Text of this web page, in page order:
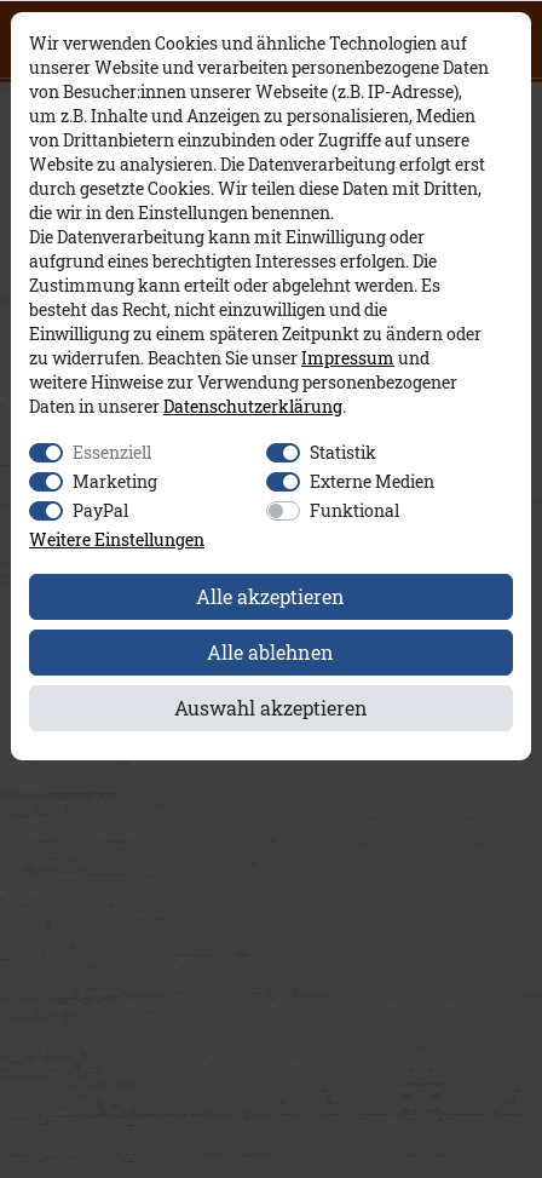
contents.
Open English website
Heinrich Lasse A&Co
Wir verwenden Cookies und ähnliche Technologien auf
unserer Website und verarbeiten personenbezogene Daten
von Besucher:innen unserer Webseite (z.B. IP-Adresse),
um z.B. Inhalte und Anzeigen zu personalisieren, Medien
von Drittanbietern einzubinden oder Zugriffe auf unsere
Website zu analysieren. Die Datenverarbeitung erfolgt erst
durch gesetzte Cookies. Wir teilen diese Daten mit Dritten,
die wir in den Einstellungen benennen.
Die Datenverarbeitung kann mit Einwilligung oder
aufgrund eines berechtigten Interesses erfolgen. Die
Zustimmung kann erteilt oder abgelehnt werden. Es
besteht das Recht, nicht einzuwilligen und die
Einwilligung zu einem späteren Zeitpunkt zu ändern oder
zu widerrufen. Beachten Sie unserImpressum und
weitere Hinweise zur Verwendung personenbezogener
Daten in unsererDaten­schutz­erklärung.
Essenziell
Statistik
Marketing
Externe Medien
PayPal
Funktional
Weitere Einstellungen
Alle akzeptieren
Alle ablehnen
Auswahl akzeptieren